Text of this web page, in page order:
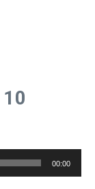
00:00